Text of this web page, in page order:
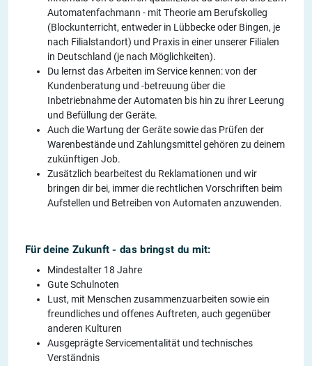
Automatenfachmann - mit Theorie am Berufskolleg
(Blockunterricht, entweder in Lübbecke oder Bingen, je
nach Filialstandort) und Praxis in einer unserer Filialen
in Deutschland (je nach Möglichkeiten).
Du lernst das Arbeiten im Service kennen: von der
Kundenberatung und -betreuung über die
Inbetriebnahme der Automaten bis hin zu ihrer Leerung
und Befüllung der Geräte.
Auch die Wartung der Geräte sowie das Prüfen der
Warenbestände und Zahlungsmittel gehören zu deinem
zukünftigen Job.
Zusätzlich bearbeitest du Reklamationen und wir
bringen dir bei, immer die rechtlichen Vorschriften beim
Aufstellen und Betreiben von Automaten anzuwenden.
Für deine Zukunft - das bringst du mit:
Mindestalter 18 Jahre
Gute Schulnoten
Lust, mit Menschen zusammenzuarbeiten sowie ein
freundliches und offenes Auftreten, auch gegenüber
anderen Kulturen
Ausgeprägte Servicementalität und technisches
Verständnis